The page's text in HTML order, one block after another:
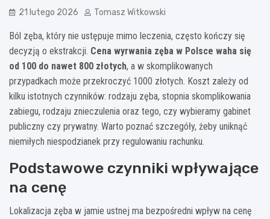
21 lutego 2026 Tomasz Witkowski
Ból zęba, który nie ustępuje mimo leczenia, często kończy się
decyzją o ekstrakcji. Cena wyrwania zęba w Polsce waha się
od 100 do nawet 800 złotych, a w skomplikowanych
przypadkach może przekroczyć 1000 złotych. Koszt zależy od
kilku istotnych czynników: rodzaju zęba, stopnia skomplikowania
zabiegu, rodzaju znieczulenia oraz tego, czy wybieramy gabinet
publiczny czy prywatny. Warto poznać szczegóły, żeby uniknąć
niemiłych niespodzianek przy regulowaniu rachunku.
Podstawowe czynniki wpływające
na cenę
Lokalizacja zęba w jamie ustnej ma bezpośredni wpływ na cenę